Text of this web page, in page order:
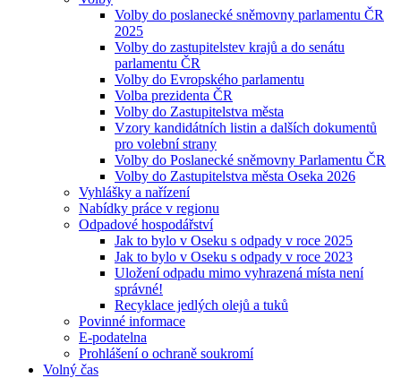
Volby do poslanecké sněmovny parlamentu ČR
2025
Volby do zastupitelstev krajů a do senátu
parlamentu ČR
Volby do Evropského parlamentu
Volba prezidenta ČR
Volby do Zastupitelstva města
Vzory kandidátních listin a dalších dokumentů
pro volební strany
Volby do Poslanecké sněmovny Parlamentu ČR
Volby do Zastupitelstva města Oseka 2026
Vyhlášky a nařízení
Nabídky práce v regionu
Odpadové hospodářství
Jak to bylo v Oseku s odpady v roce 2025
Jak to bylo v Oseku s odpady v roce 2023
Uložení odpadu mimo vyhrazená místa není
správné!
Recyklace jedlých olejů a tuků
Povinné informace
E-podatelna
Prohlášení o ochraně soukromí
Volný čas